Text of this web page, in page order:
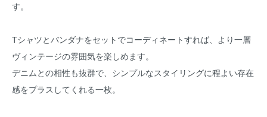
す。
Tシャツとバンダナをセットでコーディネートすれば、より一層
ヴィンテージの雰囲気を楽しめます。
デニムとの相性も抜群で、シンプルなスタイリングに程よい存在
感をプラスしてくれる一枚。